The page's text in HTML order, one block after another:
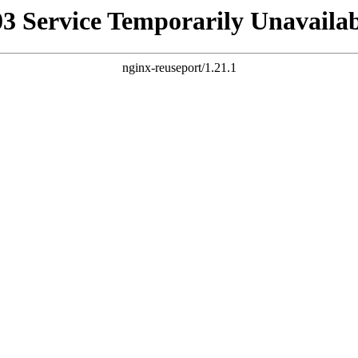
Service Temporarily
nginx-reuseport/1.21.1